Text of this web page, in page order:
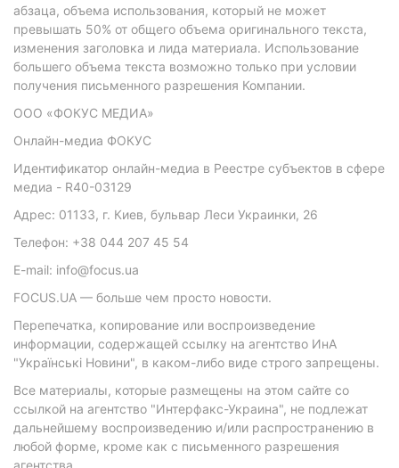
абзаца, объема использования, который не может
превышать 50% от общего объема оригинального текста,
изменения заголовка и лида материала. Использование
большего объема текста возможно только при условии
получения письменного разрешения Компании.
ООО «ФОКУС МЕДИА»
Онлайн-медиа ФОКУС
Идентификатор онлайн-медиа в Реестре субъектов в сфере
медиа - R40-03129
Адрес: 01133, г. Киев, бульвар Леси Украинки, 26
Телефон: +38 044 207 45 54
E-mail: info@focus.ua
FOCUS.UA — больше чем просто новости.
Перепечатка, копирование или воспроизведение
информации, содержащей ссылку на агентство ИнА
"Українські Новини", в каком-либо виде строго запрещены.
Все материалы, которые размещены на этом сайте со
ссылкой на агентство "Интерфакс-Украина", не подлежат
дальнейшему воспроизведению и/или распространению в
любой форме, кроме как с письменного разрешения
агентства.